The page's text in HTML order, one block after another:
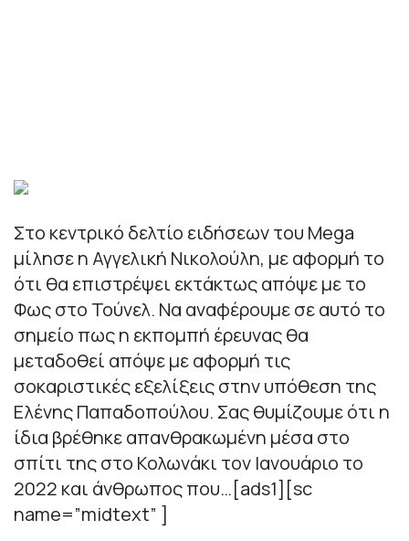
Στο κεντρικό δελτίο ειδήσεων του Mega
μίλησε η Αγγελική Νικολούλη, με αφορμή το
ότι θα επιστρέψει εκτάκτως απόψε με το
Φως στο Τούνελ. Να αναφέρουμε σε αυτό το
σημείο πως η εκπομπή έρευνας θα
μεταδοθεί απόψε με αφορμή τις
σοκαριστικές εξελίξεις στην υπόθεση της
Ελένης Παπαδοπούλου. Σας θυμίζουμε ότι η
ίδια βρέθηκε απανθρακωμένη μέσα στο
σπίτι της στο Κολωνάκι τον Ιανουάριο το
2022 και άνθρωπος που…[ads1][sc
name=”midtext” ]